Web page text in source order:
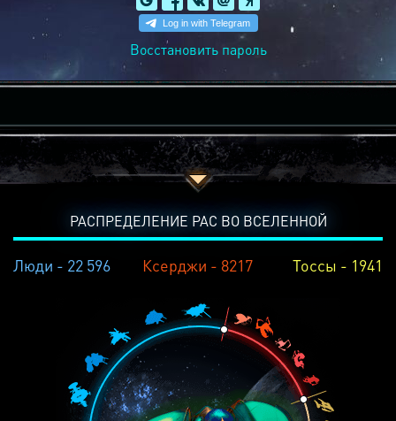
Восстановить пароль
РАСПРЕДЕЛЕНИЕ РАС ВО ВСЕЛЕННОЙ
Люди - 22 596 Ксерджи - 8217 Тоссы - 1941